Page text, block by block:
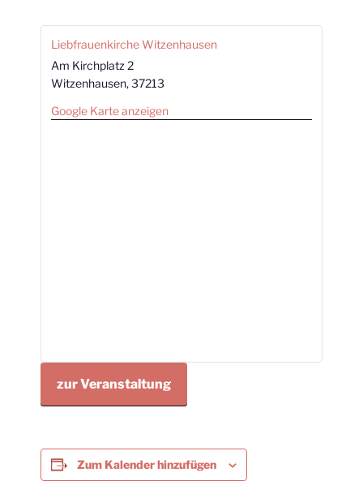
Liebfrauenkirche Witzenhausen
Am Kirchplatz 2
Witzenhausen,37213
Google Karte anzeigen
zur Veranstaltung
Zum Kalender hinzufügen